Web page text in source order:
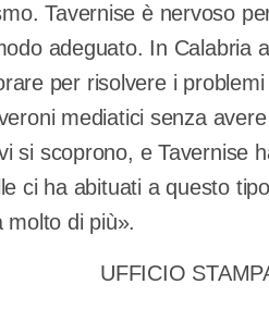
Tavernise è nervoso
adeguato. In Calabria
per risolvere i problemi
mediatici senza
si scoprono, e Tavernise
ci ha abituati a questo
di più».
UFFICIO